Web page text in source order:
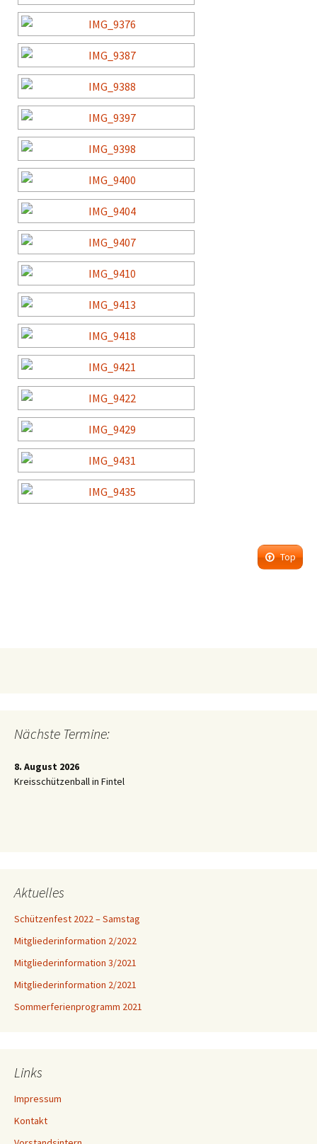
Top
Nächste Termine:
8. August 2026
Kreisschützenball in Fintel
Aktuelles
Schützenfest 2022 – Samstag
Mitgliederinformation 2/2022
Mitgliederinformation 3/2021
Mitgliederinformation 2/2021
Sommerferienprogramm 2021
Links
Impressum
Kontakt